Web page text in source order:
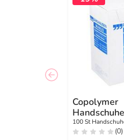
Copolymer
Größe M
100 St
(0)